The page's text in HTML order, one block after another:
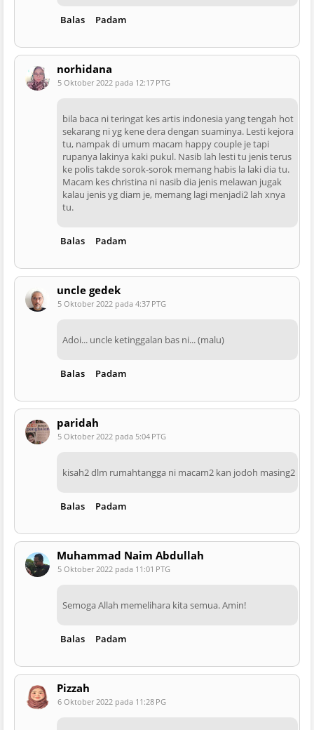
Balas Padam
norhidana
5 Oktober 2022 pada 12:17 PTG
bila baca ni teringat kes artis indonesia yang tengah hot
sekarang ni yg kene dera dengan suaminya. Lesti kejora
tu, nampak di umum macam happy couple je tapi
rupanya lakinya kaki pukul. Nasib lah lesti tu jenis terus
ke polis takde sorok-sorok memang habis la laki dia tu.
Macam kes christina ni nasib dia jenis melawan jugak
kalau jenis yg diam je, memang lagi menjadi2 lah xnya
tu.
Balas Padam
uncle gedek
5 Oktober 2022 pada 4:37 PTG
Adoi... uncle ketinggalan bas ni... (malu)
Balas Padam
paridah
5 Oktober 2022 pada 5:04 PTG
kisah2 dlm rumahtangga ni macam2 kan jodoh masing2
Balas Padam
Muhammad Naim Abdullah
5 Oktober 2022 pada 11:01 PTG
Semoga Allah memelihara kita semua. Amin!
Balas Padam
Pizzah
6 Oktober 2022 pada 11:28 PG